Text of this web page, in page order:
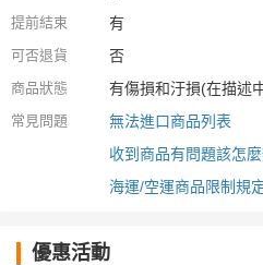
提前結束 有
可否退貨 否
商品狀態 有傷損和汙損(在描述
常見問題
無法進口商品列表
收到商品有問題該怎
海運/空運商品限制規
優惠活動